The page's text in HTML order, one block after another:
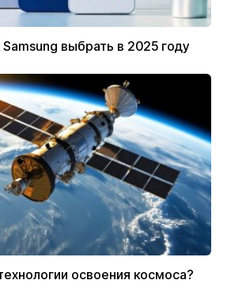
выбрать в 2025 году
освоения космоса?